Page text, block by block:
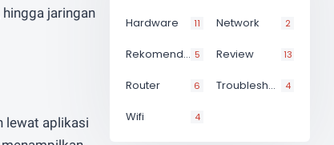
hingga jaringan
lewat aplikasi
Hardware 11 Network 2
Rekomendasi 5 Review 13
Router 6 Troubleshoot 4
Wifi 4